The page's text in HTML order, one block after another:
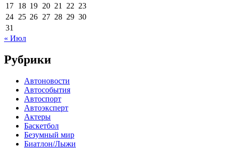
17 18 19 20 21 22 23
24 25 26 27 28 29 30
31
« Июл
Рубрики
Автоновости
Автособытия
Автоспорт
Автоэксперт
Актеры
Баскетбол
Безумный мир
Биатлон/Лыжи